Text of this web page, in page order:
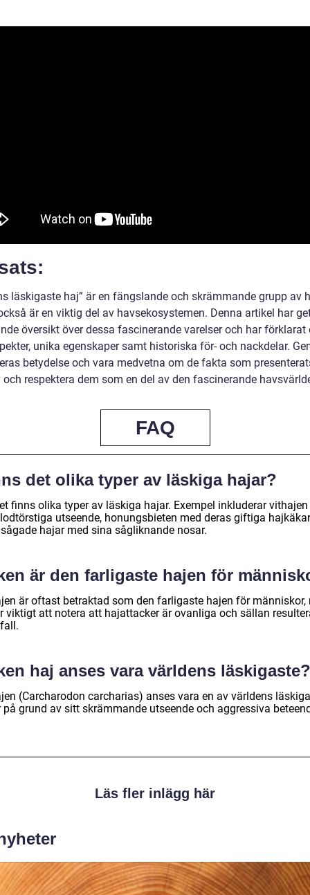
läskigaste haj” är en fängslande och skrämmande grupp av
är en viktig del av havsekosystemen. Denna artikel har
översikt över dessa fascinerande varelser och har förklarat
unika egenskaper samt historiska för- och nackdelar.
betydelse och vara medvetna om de fakta som
respektera dem som en del av den fascinerande
FAQ
det olika typer av läskiga hajar?
finns olika typer av läskiga hajar. Exempel inkluderar
utseende, honungsbieten med deras giftiga
hajar med sina sågliknande nosar.
är den farligaste hajen för
är oftast betraktad som den farligaste hajen för människor,
viktigt att notera att hajattacker är ovanliga och sällan
haj anses vara världens läskigaste?
(Carcharodon carcharias) anses vara en av världens
på grund av sitt skrämmande utseende och aggressiva
Läs fler inlägg här